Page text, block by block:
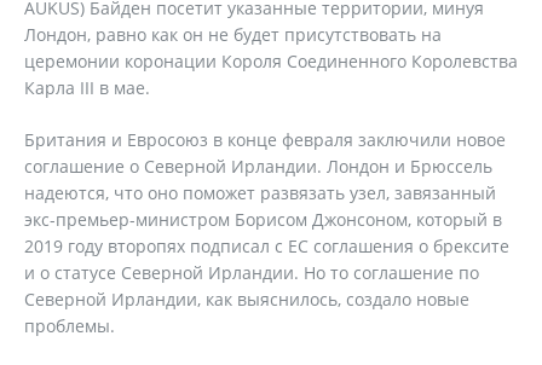
AUKUS) Байден посетит указанные территории, минуя
Лондон, равно как он не будет присутствовать на
церемонии коронации Короля Соединенного Королевства
Карла III в мае.
Британия и Евросоюз в конце февраля заключили новое
соглашение о Северной Ирландии. Лондон и Брюссель
надеются, что оно поможет развязать узел, завязанный
экс-премьер-министром Борисом Джонсоном, который в
2019 году второпях подписал с ЕС соглашения о брексите
и о статусе Северной Ирландии. Но то соглашение по
Северной Ирландии, как выяснилось, создало новые
проблемы.